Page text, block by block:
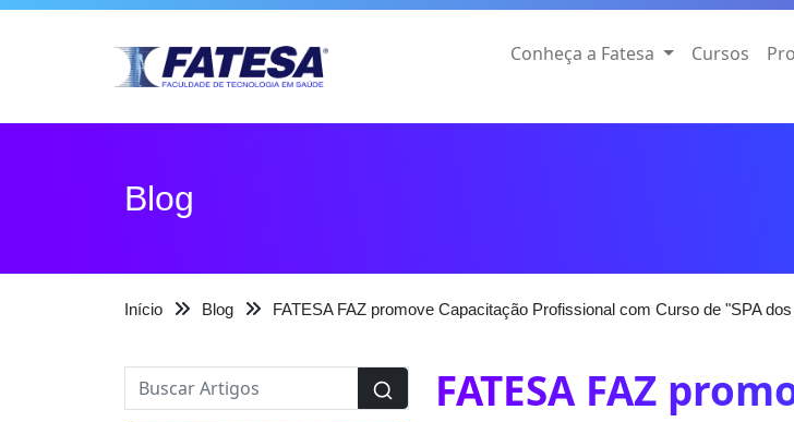
Conheça a Fatesa Cursos
Blog
Início Blog FATESA FAZ promove Capacitação Profissional com Curso de "SPA
FATESA FAZ